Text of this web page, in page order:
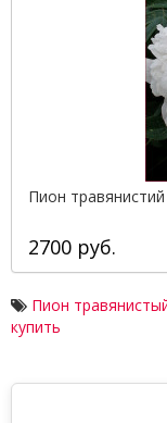
Пион
2700 руб.
Пион
купить